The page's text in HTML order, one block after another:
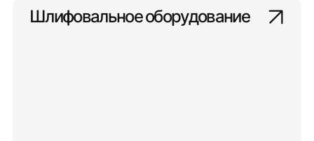
Шлифовальное оборудование